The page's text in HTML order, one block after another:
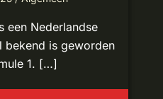
een Nederlandse
bekend is geworden
1. […]